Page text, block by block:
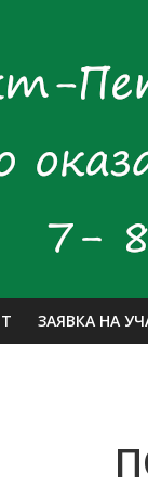
ЗАЯВКА НА